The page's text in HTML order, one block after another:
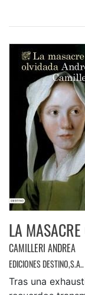
LA
CAMILLERI ANDREA
EDICIONES DESTINO,S.A..
Tras una